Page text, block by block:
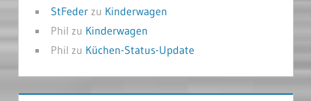
StFederzu Kinderwagen
Phil zu Kinderwagen
Phil zu Küchen-Status-Update